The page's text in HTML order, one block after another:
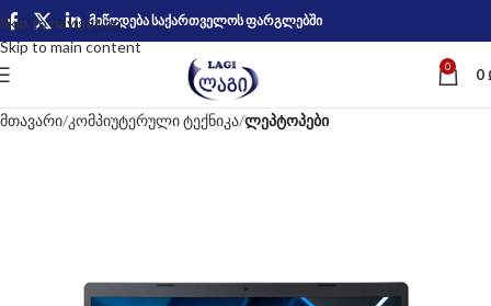
Skip to navigation
Skip to main content
მიწოდება საქართველოს ფარგლებში
0 0
მთავარი კომპიუტერული ტექნიკა ლეპტოპები